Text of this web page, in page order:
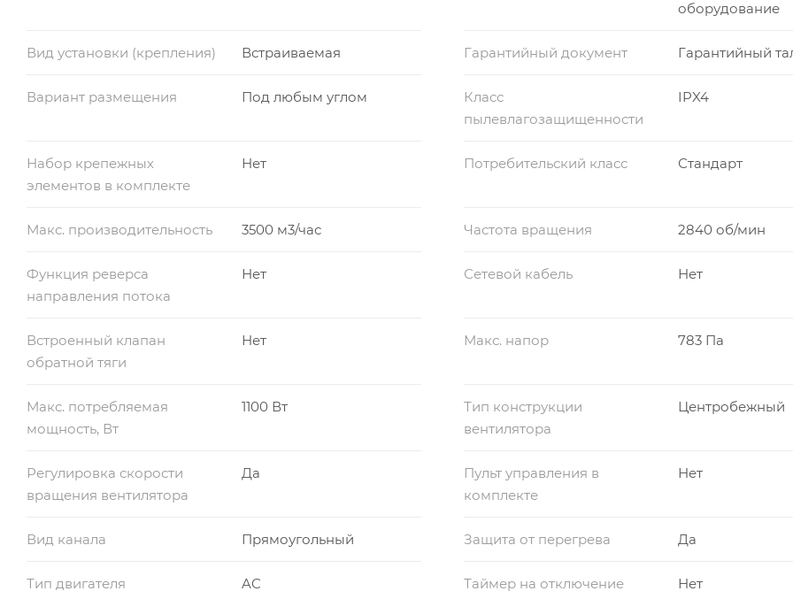
оборудование
Вид установки (крепления) Встраиваемая Гарантийный документ Гарантийный
Вариант размещения Под любым углом
Класс
пылевлагозащищенности
IPX4
Набор крепежных
элементов в комплекте
Нет Потребительский класс Стандарт
Макс. производительность 3500 м3/час Частота вращения 2840 об/мин
Функция реверса
направления потока
Нет Сетевой кабель Нет
Встроенный клапан
обратной тяги
Нет Макс. напор 783 Па
Макс. потребляемая
мощность, Вт
1100 Вт
Тип конструкции
вентилятора
Центробежный
Регулировка скорости
вращения вентилятора
Да
Пульт управления в
комплекте
Нет
Вид канала Прямоугольный Защита от перегрева Да
Тип двигателя AC Таймер на отключение Нет